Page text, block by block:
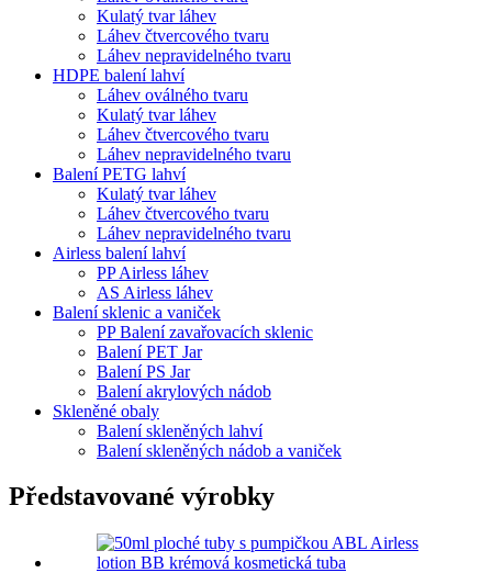
Kulatý tvar láhev
Láhev čtvercového tvaru
Láhev nepravidelného tvaru
HDPE balení lahví
Láhev oválného tvaru
Kulatý tvar láhev
Láhev čtvercového tvaru
Láhev nepravidelného tvaru
Balení PETG lahví
Kulatý tvar láhev
Láhev čtvercového tvaru
Láhev nepravidelného tvaru
Airless balení lahví
PP Airless láhev
AS Airless láhev
Balení sklenic a vaniček
PP Balení zavařovacích sklenic
Balení PET Jar
Balení PS Jar
Balení akrylových nádob
Skleněné obaly
Balení skleněných lahví
Balení skleněných nádob a vaniček
Představované výrobky